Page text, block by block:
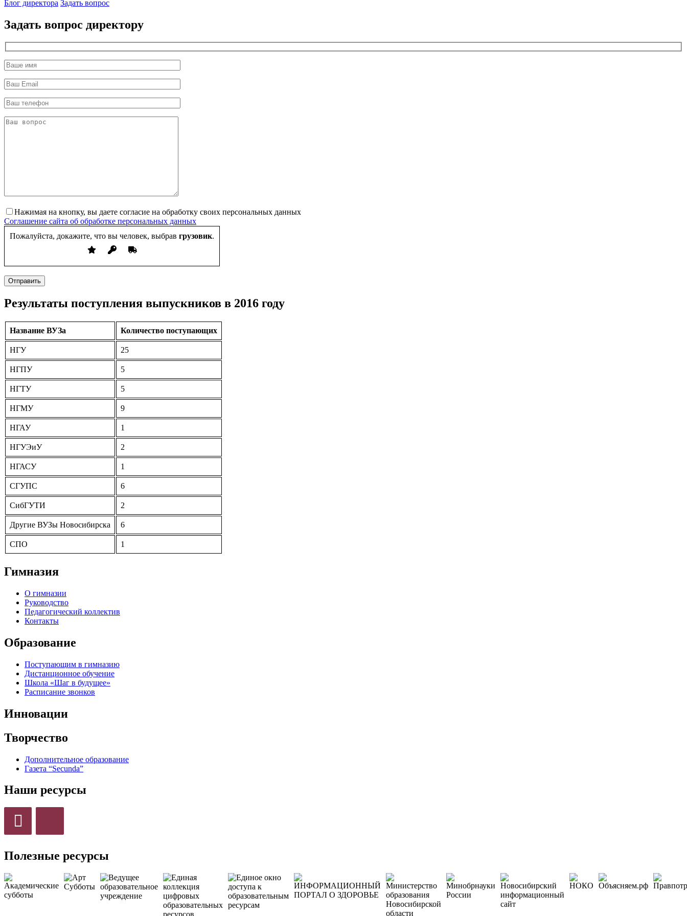
директор
Блог директора Задать вопрос
Задать вопрос директору
Нажимая на кнопку, вы даете согласие на обработку своих персональных данных
Соглашение сайта об обработке персональных данных
Пожалуйста, докажите, что вы человек, выбрав грузовик.
Отправить
Результаты поступления выпускников в 2016 году
Наз­ва­ние ВУ­За Ко­личест­во пос­ту­па­ющих
НГУ 25
НГПУ 5
НГТУ 5
НГМУ 9
НГАУ 1
НГУ­ЭиУ 2
НГА­СУ 1
СГУПС 6
Сиб­ГУ­ТИ 2
Дру­гие ВУ­Зы Но­воси­бирс­ка 6
СПО 1
Гимназия
О гимназии
Руководство
Педагогический коллектив
Контакты
Образование
Поступающим в гимназию
Дистанционное обучение
Школа «Шаг в будущее»
Расписание звонков
Инновации
Творчество
Дополнительное образование
Газета “Secunda”
Наши ресурсы
Полезные ресурсы